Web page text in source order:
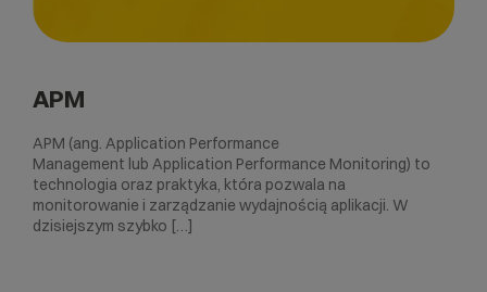
APM
APM (ang. Application Performance
Management lub Application Performance Monitoring) to
technologia oraz praktyka, która pozwala na
monitorowanie i zarządzanie wydajnością aplikacji. W
dzisiejszym szybko […]